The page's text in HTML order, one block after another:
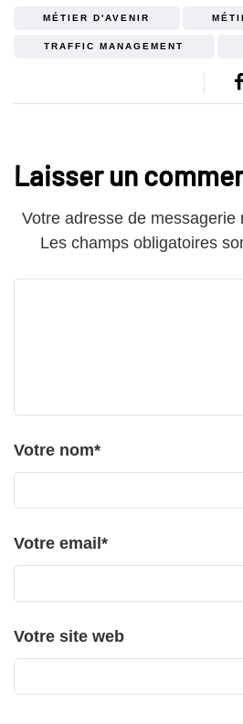
MÉTIER D'AVENIR
TRAFFIC MANAGEMENT
Laisser un
Votre adresse de messagerie
Les champs obligatoires
Votre nom*
Votre email*
Votre site web